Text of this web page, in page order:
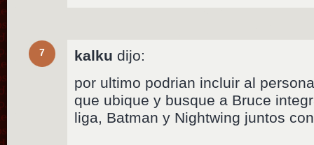
7 kalku dijo:
por ultimo podrian incluir al
que ubique y busque a Bruce
liga, Batman y Nightwing juntos